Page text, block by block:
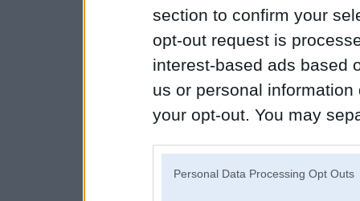
section to confirm your
opt-out request is
interest-based ads based
us or personal
your opt-out. You may
Personal Data Processing Opt Outs